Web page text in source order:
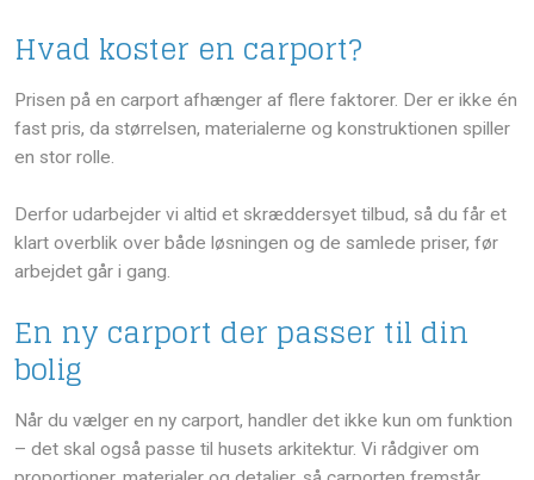
Hvad koster en carport?
Prisen på en carport afhænger af flere faktorer. Der er ikke én
fast pris, da størrelsen, materialerne og konstruktionen spiller
en stor rolle.
Derfor udarbejder vi altid et skræddersyet tilbud, så du får et
klart overblik over både løsningen og de samlede priser, før
arbejdet går i gang.
En ny carport der passer til din
bolig
Når du vælger en ny carport, handler det ikke kun om funktion
– det skal også passe til husets arkitektur. Vi rådgiver om